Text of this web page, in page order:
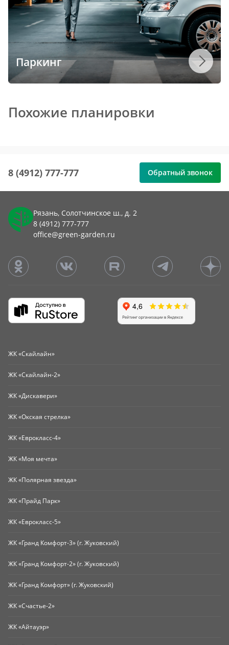
Паркинг
Похожие планировки
8 (4912) 777-777 Обратный звонок
Рязань, Солотчинское ш., д. 2
8 (4912) 777-777
office@green-garden.ru
ЖК «Скайлайн»
ЖК «Скайлайн-2»
ЖК «Дискавери»
ЖК «Окская стрелка»
ЖК «Еврокласс-4»
ЖК «Моя мечта»
ЖК «Полярная звезда»
ЖК «Прайд Парк»
ЖК «Еврокласс-5»
ЖК «Гранд Комфорт-3» (г. Жуковский)
ЖК «Гранд Комфорт-2» (г. Жуковский)
ЖК «Гранд Комфорт» (г. Жуковский)
ЖК «Счастье-2»
ЖК «Айтауэр»